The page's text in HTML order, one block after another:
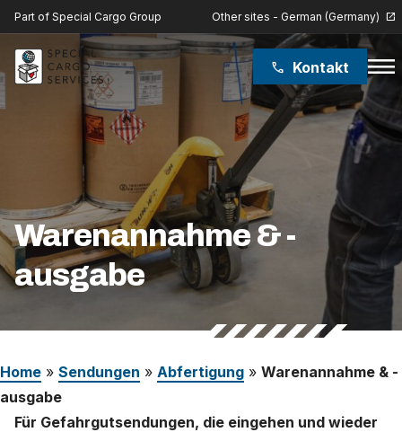
Part of Special Cargo Group Other sites - German (Germany) open_in_new
phone Kontakt menu
Warenannahme & -
ausgabe
Home » Sendungen » Abfertigung » Warenannahme & -
ausgabe
Für Gefahrgutsendungen, die eingehen und wieder
Special Cargo Group
Special Cargo College
Isologic
Leistungen
Karriere